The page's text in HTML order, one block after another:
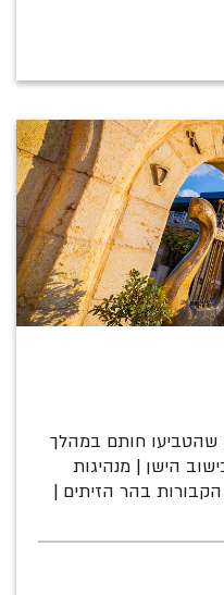
שהטביעו חותם במהלך
הישן | מנהיגות
בהר הזיתים |